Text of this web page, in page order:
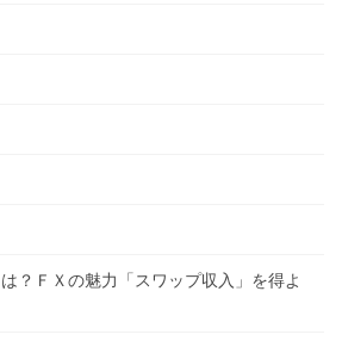
？ＦＸの魅力「スワップ収入」を得よ